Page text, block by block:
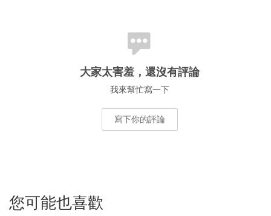
大家太害羞，還沒有評論
我來幫忙寫一下
寫下你的評論
您可能也喜歡